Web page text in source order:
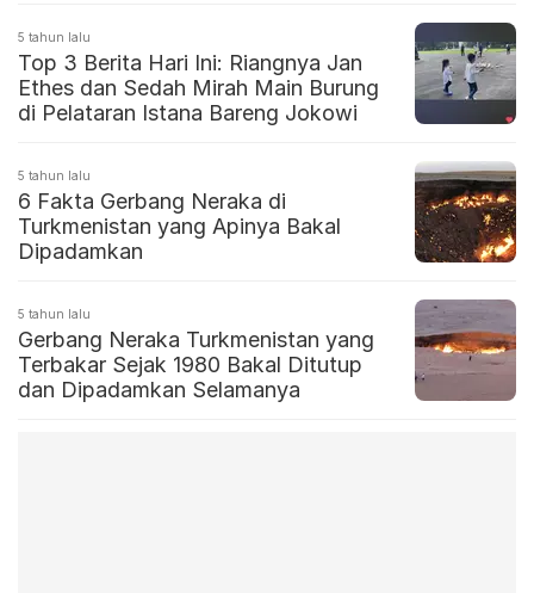
5 tahun lalu
Top 3 Berita Hari Ini: Riangnya Jan
Ethes dan Sedah Mirah Main Burung
di Pelataran Istana Bareng Jokowi
5 tahun lalu
6 Fakta Gerbang Neraka di
Turkmenistan yang Apinya Bakal
Dipadamkan
5 tahun lalu
Gerbang Neraka Turkmenistan yang
Terbakar Sejak 1980 Bakal Ditutup
dan Dipadamkan Selamanya